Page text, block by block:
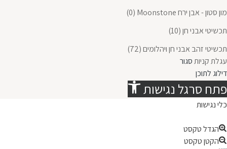
מון סטון - אבן ירח Moonstone
(0)
תכשיטי אבני חן(10)
תכשיטי זהב אבני חן ויהלומים(72)
עגלת קניותסגור
דילוג לתוכן
פתח סרגל נגישות
כלי נגישות
הגדל טקסט
הקטן טקסט